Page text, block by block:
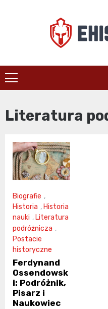
Literatura
Biografie ,
Historia , Historia
nauki , Literatura
podróżnicza ,
Postacie
historyczne
Ferdynand
Ossendowsk
i: Podróżnik,
Pisarz i
Naukowiec